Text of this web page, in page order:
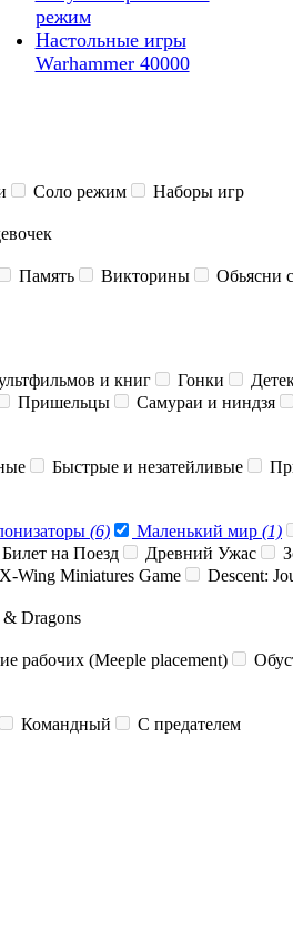
режим
Настольные игры
Warhammer 40000
Соло режим
Наборы игр
Память Викторины Обьясни
и книг Гонки
Пришельцы Самураи и ниндзя
Быстрые и незатейливые
(6) Маленький мир (1)
Билет на Поезд Древний Ужас
Wing Miniatures Game
Descent:
& Dragons
рабочих (Meeple placement)
Командный
С предателем